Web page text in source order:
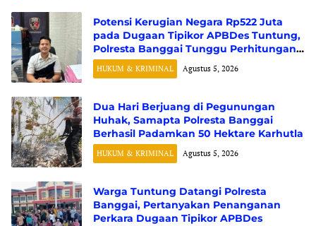
Potensi Kerugian Negara Rp522 Juta
pada Dugaan Tipikor APBDes Tuntung,
Polresta Banggai Tunggu Perhitungan
Resmi dari BPK RI
HUKUM & KRIMINAL Agustus 5, 2026
Dua Hari Berjuang di Pegunungan
Huhak, Samapta Polresta Banggai
Berhasil Padamkan 50 Hektare Karhutla
HUKUM & KRIMINAL Agustus 5, 2026
Warga Tuntung Datangi Polresta
Banggai, Pertanyakan Penanganan
Perkara Dugaan Tipikor APBDes